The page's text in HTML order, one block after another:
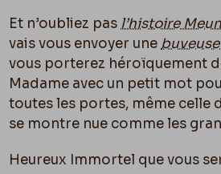
Et n’oubliez pas l’histoire
vais vous envoyer une
vous porterez héroïquement
Madame avec un petit mot
toutes les portes, même celle
se montre nue comme les
Heureux Immortel que vous